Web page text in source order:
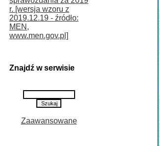
r. [wersja wzoru z
2019.12.19 - źródło:
MEN,
www.men.gov.pl]
Znajdź w serwisie
Zaawansowane